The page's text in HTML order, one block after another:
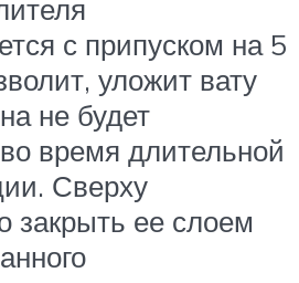
с припуском на 5
уложит вату
не будет
время длительной
Сверху
закрыть ее слоем